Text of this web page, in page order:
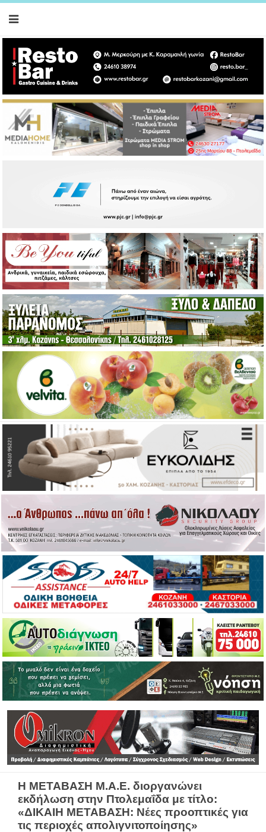
Η ΜΕΤΑΒΑΣΗ Μ.Α.Ε. διοργανώνει
εκδήλωση στην Πτολεμαΐδα με τίτλο:
«ΔΙΚΑΙΗ ΜΕΤΑΒΑΣΗ: Νέες προοπτικές για
τις περιοχές απολιγνιτοποίησης»